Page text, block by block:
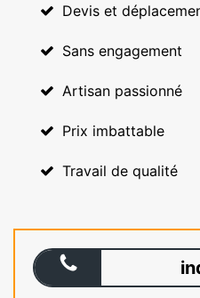
Devis et
Sans engagement
Artisan passionné
Prix imbattable
Travail de qualité